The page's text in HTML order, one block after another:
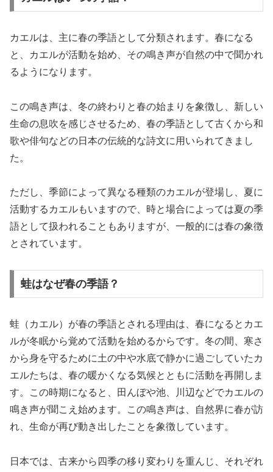
カエルは、主に春の季語として分類されます。春になる
と、カエルが活動を始め、その鳴き声が自然の中で聞かれ
るようになります。
この鳴き声は、冬の終わりと春の始まりを象徴し、新しい
生命の息吹を感じさせるため、春の季語として古くから和
歌や俳句などの日本の伝統的な詩文に用いられてきまし
た。
ただし、季節によって異なる種類のカエルが登場し、夏に
活動するカエルもいますので、時と場合によっては夏の季
語として扱われることもありますが、一般的には春の象徴
とされています。
蛙はなぜ春の季語？
蛙（カエル）が春の季語とされる理由は、春になるとカエ
ルが冬眠から覚めて活動を始めるからです。冬の間、寒さ
から身を守るために土の中や水底で静かに過ごしていたカ
エルたちは、春の暖かくなる気候とともに活動を再開しま
す。この時期になると、田んぼや池、川辺などでカエルの
鳴き声が聞こえ始めます。この鳴き声は、自然界に春が訪
れ、生命が再び動き出したことを象徴しています。
日本では、古来から四季の移り変わりを重んじ、それぞれ